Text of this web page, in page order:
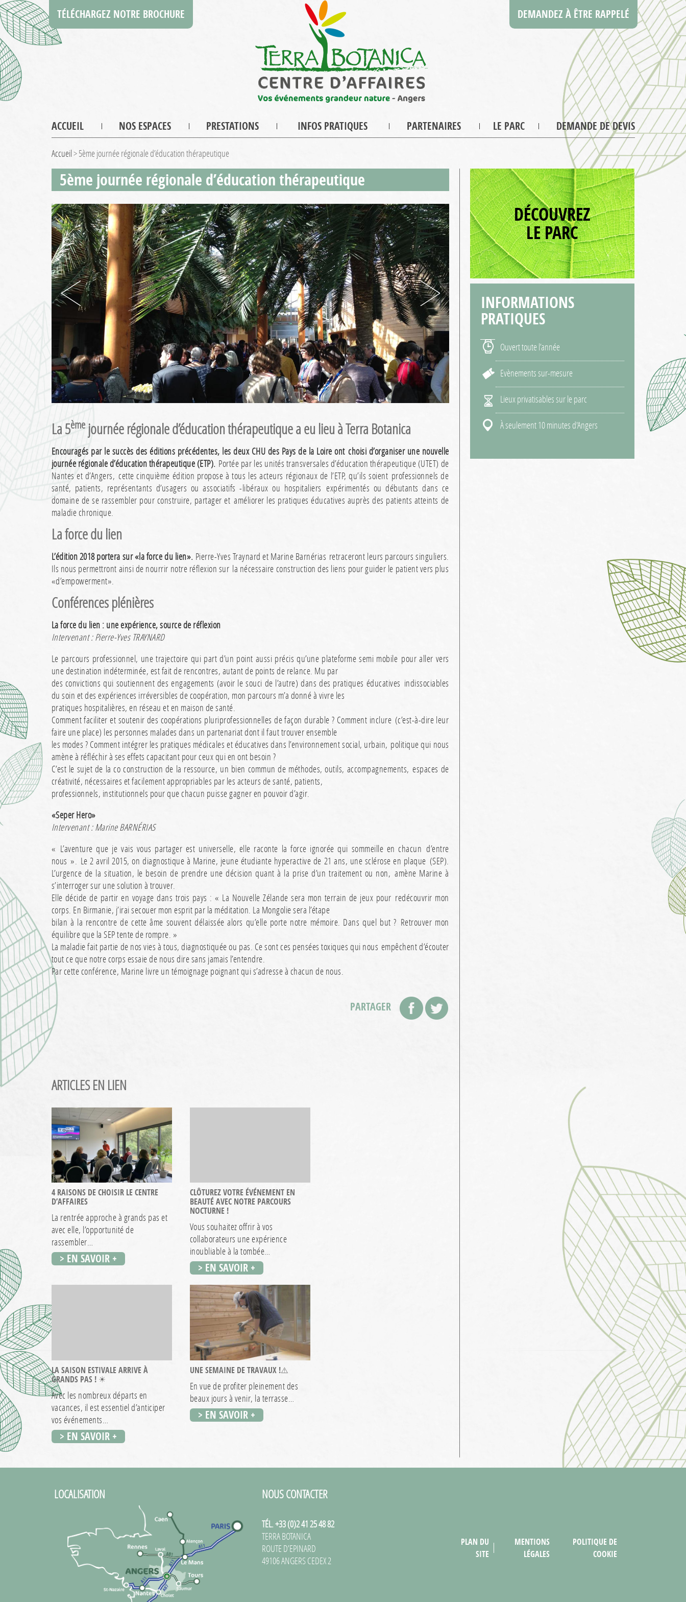
TÉLÉCHARGEZ NOTRE BROCHURE DEMANDEZ À ÊTRE RAPPELÉ
ACCUEIL NOS ESPACES PRESTATIONS INFOS PRATIQUES PARTENAIRES LE PARC DEMANDE DE DEVIS
Accueil>5ème journée régionale d’éducation thérapeutique
5ème journée régionale d’éducation thérapeutique
La 5èmejournée régionale d’éducation thérapeutique a eu lieu à Terra Botanica
Encouragés par le succès des éditions précédentes, les deux CHU des Pays de la Loire ont choisi d’organiser une nouvelle
journée régionale d’éducation thérapeutique (ETP). Portée par les unités transversales d’éducation thérapeutique (UTET) de
Nantes et d’Angers, cette cinquième édition propose à tous les acteurs régionaux de l’ETP, qu’ils soient professionnels de
santé, patients, représentants d’usagers ou associatifs -libéraux ou hospitaliers expérimentés ou débutants dans ce
domaine de se rassembler pour construire, partager et améliorer les pratiques éducatives auprès des patients atteints de
maladie chronique.
La force du lien
L’édition 2018 portera sur «la force du lien». Pierre-Yves Traynard et Marine Barnérias retraceront leurs parcours singuliers.
Ils nous permettront ainsi de nourrir notre réflexion sur la nécessaire construction des liens pour guider le patient vers plus
«d’empowerment».
Conférencesplénières
La force du lien : une expérience, source de réflexion
Intervenant : Pierre-Yves TRAYNARD
Le parcours professionnel, une trajectoire qui part d’un point aussi précis qu’une plateforme semi mobile pour aller vers
une destination indéterminée, est fait de rencontres, autant de points de relance. Mu par
des convictions qui soutiennent des engagements (avoir le souci de l’autre) dans des pratiques éducatives indissociables
du soin et des expériences irréversibles de coopération, mon parcours m’a donné à vivre les
pratiques hospitalières, en réseau et en maison de santé.
Comment faciliter et soutenir des coopérations pluriprofessionnelles de façon durable ? Comment inclure (c’est-à-dire leur
faire une place) les personnes malades dans un partenariat dont il faut trouver ensemble
les modes ? Comment intégrer les pratiques médicales et éducatives dans l’environnement social, urbain, politique qui nous
amène à réfléchir à ses effets capacitant pour ceux qui en ont besoin ?
C’est le sujet de la co construction de la ressource, un bien commun de méthodes, outils, accompagnements, espaces de
créativité, nécessaires et facilement appropriables par les acteurs de santé, patients,
professionnels, institutionnels pour que chacun puisse gagner en pouvoir d’agir.
«Seper Hero»
Intervenant : Marine BARNÉRIAS
« L’aventure que je vais vous partager est universelle, elle raconte la force ignorée qui sommeille en chacun d’entre
nous ». Le 2 avril 2015, on diagnostique à Marine, jeune étudiante hyperactive de 21 ans, une sclérose en plaque (SEP).
L’urgence de la situation, le besoin de prendre une décision quant à la prise d’un traitement ou non, amène Marine à
s’interroger sur une solution à trouver.
Elle décide de partir en voyage dans trois pays : « La Nouvelle Zélande sera mon terrain de jeux pour redécouvrir mon
corps. En Birmanie, j’irai secouer mon esprit par la méditation. La Mongolie sera l’étape
bilan à la rencontre de cette âme souvent délaissée alors qu’elle porte notre mémoire. Dans quel but ? Retrouver mon
équilibre que la SEP tente de rompre. »
La maladie fait partie de nos vies à tous, diagnostiquée ou pas. Ce sont ces pensées toxiques qui nous empêchent d’écouter
tout ce que notre corps essaie de nous dire sans jamais l’entendre.
Par cette conférence, Marine livre un témoignage poignant qui s’adresse à chacun de nous.
PARTAGER
ARTICLES EN LIEN
4 RAISONS DE CHOISIR LE CENTRE
D’AFFAIRES
La rentrée approche à grands pas et
avec elle, l’opportunité de
rassembler…
> EN SAVOIR +
CLÔTUREZ VOTRE ÉVÉNEMENT EN
BEAUTÉ AVEC NOTRE PARCOURS
NOCTURNE !
Vous souhaitez offrir à vos
collaborateurs une expérience
inoubliable à la tombée…
> EN SAVOIR +
LA SAISON ESTIVALE ARRIVE À
GRANDS PAS ! ☀
Avec les nombreux départs en
vacances, il est essentiel d’anticiper
vos événements…
> EN SAVOIR +
UNE SEMAINE DE TRAVAUX !⚠️​
En vue de profiter pleinement des
beaux jours à venir, la terrasse…
> EN SAVOIR +
DÉCOUVREZ
LE PARC
INFORMATIONS
PRATIQUES
Ouvert toute l’année
Evènements sur-mesure
Lieux privatisables sur le parc
À seulement 10 minutes d'Angers
LOCALISATION NOUS CONTACTER
TÉL. +33 (0)2 41 25 48 82
TERRA BOTANICA
ROUTE D’EPINARD
49106 ANGERS CEDEX 2
PLAN DU
SITE
MENTIONS
LÉGALES
POLITIQUE DE
COOKIE